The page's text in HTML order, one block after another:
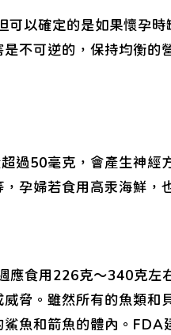
以確定的是如果懷孕
不可逆的，保持均衡的
過50毫克，會產生神經
孕婦若食用高汞海鮮，
食用226克～340克左
脅。雖然所有的魚類和
魚和箭魚的體內。